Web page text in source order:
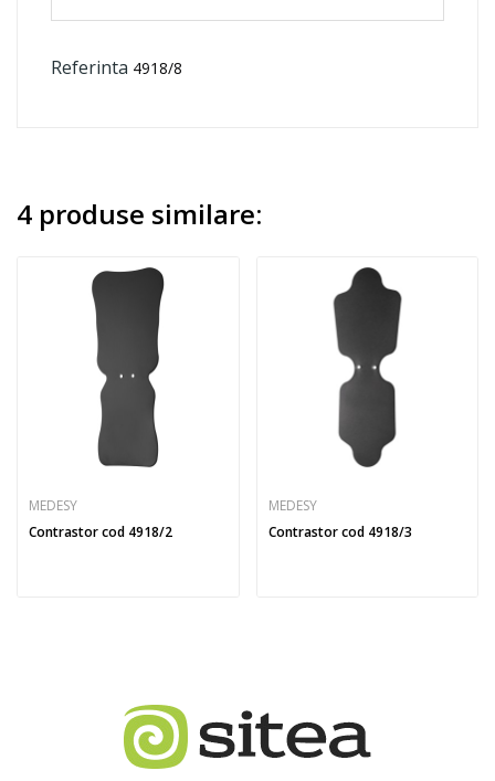
Referinta 4918/8
4 produse similare:
MEDESY
Contrastor cod 4918/2
MEDESY
Contrastor cod 4918/3